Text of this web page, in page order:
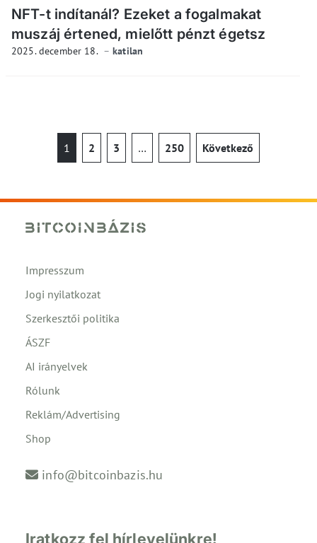
NFT-t indítanál? Ezeket a fogalmakat
muszáj értened, mielőtt pénzt égetsz
2025. december 18. katilan
1 2 3 … 250 Következő
Impresszum
Jogi nyilatkozat
Szerkesztői politika
ÁSZF
AI irányelvek
Rólunk
Reklám/Advertising
Shop
info@bitcoinbazis.hu
Iratkozz fel hírlevelünkre!